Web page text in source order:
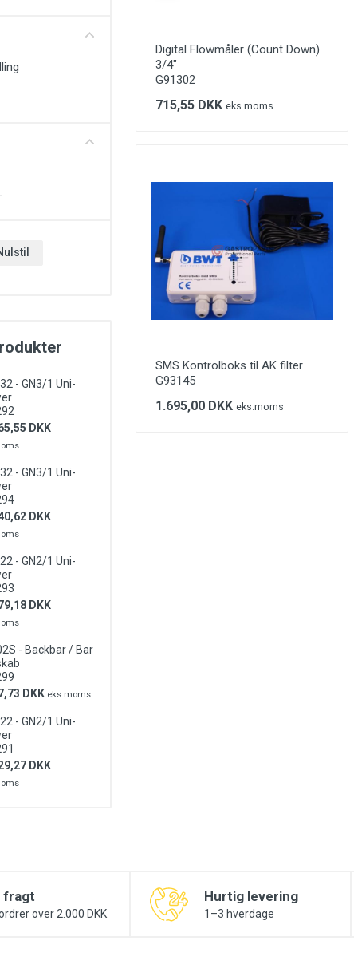
- GN3/1 Uni-
DKK
- GN3/1 Uni-
DKK
- GN2/1 Uni-
DKK
- Backbar / Bar
DKK eks.moms
- GN2/1 Uni-
DKK
Digital Flowmåler (Count Down)
3/4″
G91302
715,55 DKK eks.moms
SMS Kontrolboks til AK filter
G93145
1.695,00 DKK eks.moms
fragt
over 2.000 DKK
Hurtig levering
1–3 hverdage